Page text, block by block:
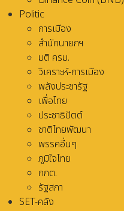
Politic
การเมือง
สำนักนายกฯ
มติ ครม.
วิเคราะห์-การเมือง
พลังประชารัฐ
เพื่อไทย
ประชาธิปัตต์
ชาติไทยพัฒนา
พรรคอื่นๆ
ภูมิใจไทย
กกต.
รัฐสภา
SET-คลัง